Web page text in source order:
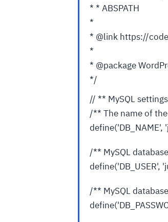
* * ABSPATH
*
* @link https://
*
* @package
*/
// ** MySQL
/** The name of
/** MySQL
define('DB_USER',
/** MySQL